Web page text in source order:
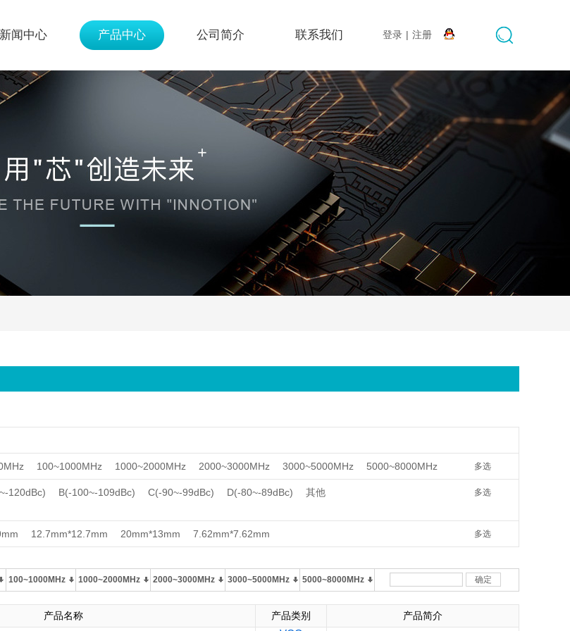
搜索
新闻中心 产品中心 公司简介 联系我们 登录 | 注册
100~1000MHz 1000~2000MHz 2000~3000MHz 3000~5000MHz 5000~8000MHz 多选
120dBc) B(-100~-109dBc) C(-90~-99dBc) D(-80~-89dBc) 其他 多选
12.7mm*12.7mm 20mm*13mm 7.62mm*7.62mm 多选
100~1000MHz 1000~2000MHz 2000~3000MHz 3000~5000MHz 5000~8000MHz 确定
产品名称 产品类别 产品简介